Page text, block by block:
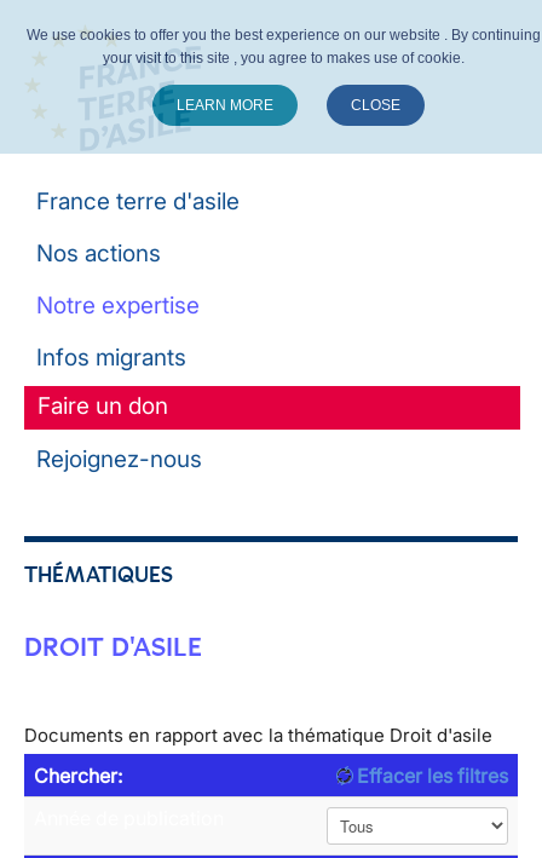
France terre d'asile
Nos actions
Notre expertise
Infos migrants
Faire un don
Rejoignez-nous
THÉMATIQUES
DROIT D'ASILE
Documents en rapport avec la thématique Droit d'asile
Chercher:
Effacer les filtres
We use cookies to offer you the best experience on our website . By continuing
your visit to this site , you agree to makes use of cookie.
LEARN MORE CLOSE